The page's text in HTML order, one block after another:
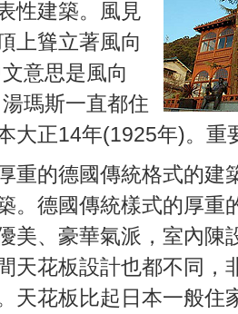
性建築。風見
上聳立著風向
意思是風向
瑪斯一直都住
大正14年(1925年)。重
重的德國傳統格式的建
。德國傳統樣式的厚重
美、豪華氣派，室內陳
天花板設計也都不同，
天花板比起日本一般住